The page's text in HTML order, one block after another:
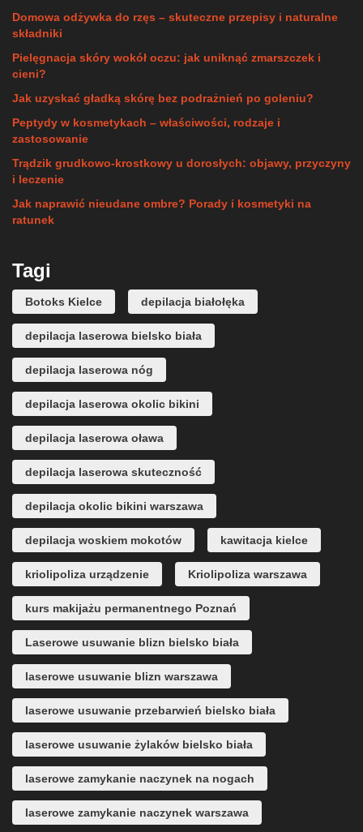
Domowa odżywka do rzęs – skuteczne przepisy i naturalne
składniki
Pielęgnacja skóry wokół oczu: jak uniknąć zmarszczek i
cieni?
Jak uzyskać gładką skórę bez podrażnień po goleniu?
Peptydy w kosmetykach – właściwości, rodzaje i
zastosowanie
Trądzik grudkowo-krostkowy u dorosłych: objawy, przyczyny
i leczenie
Jak naprawić nieudane ombre? Porady i kosmetyki na
ratunek
Tagi
Botoks Kielce depilacja białołęka
depilacja laserowa bielsko biała
depilacja laserowa nóg
depilacja laserowa okolic bikini
depilacja laserowa oława
depilacja laserowa skuteczność
depilacja okolic bikini warszawa
depilacja woskiem mokotów kawitacja kielce
kriolipoliza urządzenie Kriolipoliza warszawa
kurs makijażu permanentnego Poznań
Laserowe usuwanie blizn bielsko biała
laserowe usuwanie blizn warszawa
laserowe usuwanie przebarwień bielsko biała
laserowe usuwanie żylaków bielsko biała
laserowe zamykanie naczynek na nogach
laserowe zamykanie naczynek warszawa